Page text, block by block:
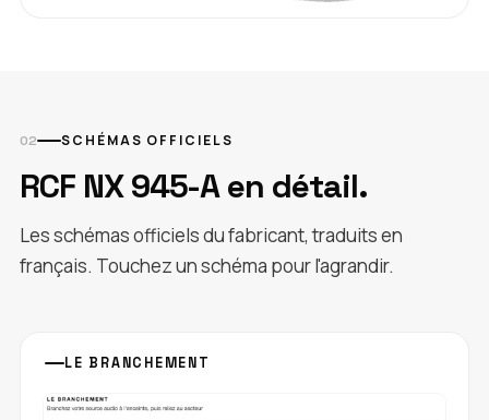
SCHÉMAS OFFICIELS
RCF NX 945-A en détail.
Les schémas officiels du fabricant, traduits en
français. Touchez un schéma pour l'agrandir.
LE BRANCHEMENT